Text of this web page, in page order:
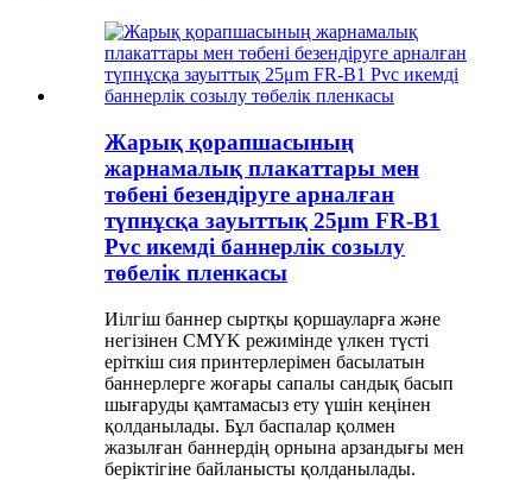
Жарық қорапшасының
жарнамалық плакаттары мен
төбені безендіруге арналған
түпнұсқа зауыттық 25μm FR-B1
Pvc икемді баннерлік созылу
төбелік пленкасы
Иілгіш баннер сыртқы қоршауларға және
негізінен CMYK режимінде үлкен түсті
еріткіш сия принтерлерімен басылатын
баннерлерге жоғары сапалы сандық басып
шығаруды қамтамасыз ету үшін кеңінен
қолданылады. Бұл баспалар қолмен
жазылған баннердің орнына арзандығы мен
беріктігіне байланысты қолданылады.